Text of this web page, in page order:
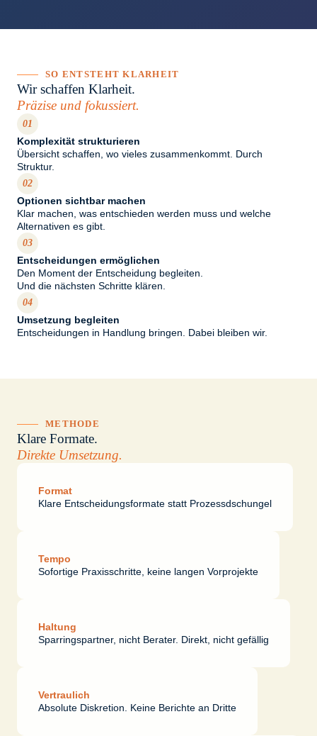
SO ENTSTEHT KLARHEIT
Wir schaffen Klarheit.
Präzise und fokussiert.
01
Komplexität strukturieren
Übersicht schaffen, wo vieles zusammenkommt. Durch
Struktur.
02
Optionen sichtbar machen
Klar machen, was entschieden werden muss und welche
Alternativen es gibt.
03
Entscheidungen ermöglichen
Den Moment der Entscheidung begleiten.
Und die nächsten Schritte klären.
04
Umsetzung begleiten
Entscheidungen in Handlung bringen. Dabei bleiben wir.
METHODE
Klare Formate.
Direkte Umsetzung.
Format
Klare Entscheidungsformate statt Prozessdschungel
Tempo
Sofortige Praxisschritte, keine langen Vorprojekte
Haltung
Sparringspartner, nicht Berater. Direkt, nicht gefällig
Vertraulich
Absolute Diskretion. Keine Berichte an Dritte